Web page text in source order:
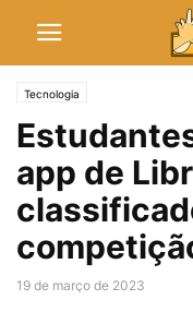
Tecnologia
app de
19 de março de 2023